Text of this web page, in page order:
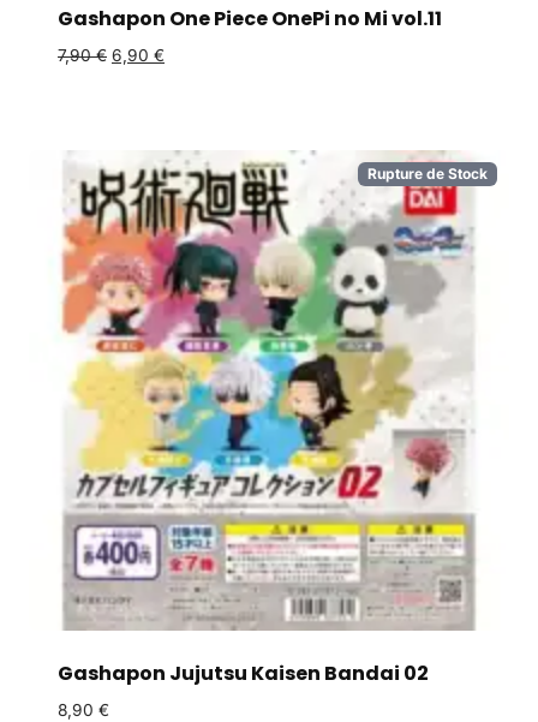
Gashapon One Piece OnePi no Mi vol.11
7,90€ 6,90 €
Rupture de Stock
Gashapon Jujutsu Kaisen Bandai 02
8,90 €